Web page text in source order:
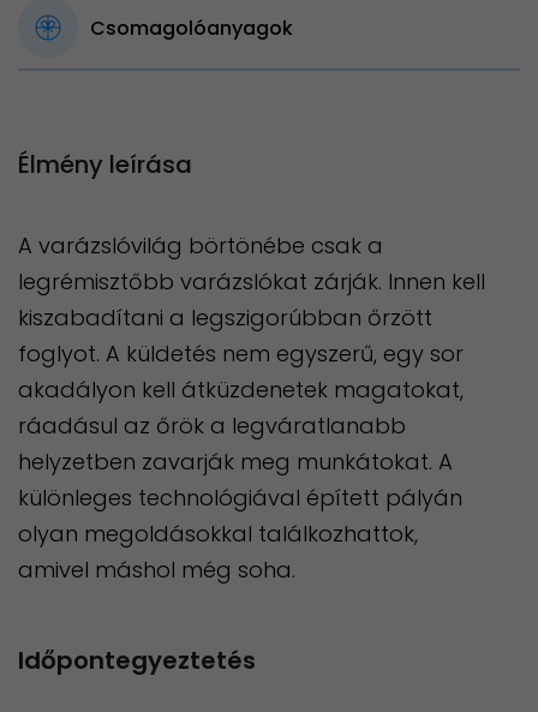
Csomagolóanyagok
Élmény leírása
A varázslóvilág börtönébe csak a
legrémisztőbb varázslókat zárják. Innen kell
kiszabadítani a legszigorúbban őrzött
foglyot. A küldetés nem egyszerű, egy sor
akadályon kell átküzdenetek magatokat,
ráadásul az őrök a legváratlanabb
helyzetben zavarják meg munkátokat. A
különleges technológiával épített pályán
olyan megoldásokkal találkozhattok,
amivel máshol még soha.
Időpontegyeztetés